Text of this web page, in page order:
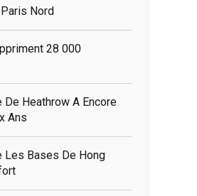
Paris Nord
28 000
Heathrow A Encore
Ans
Les Bases De Hong